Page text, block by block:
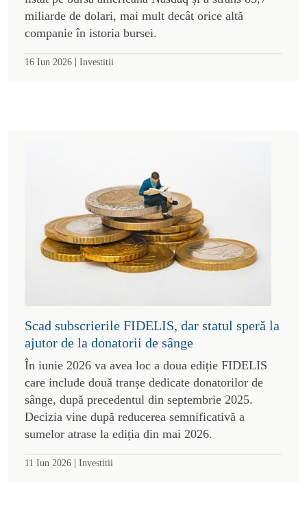
miliarde de dolari, mai mult decât orice altă
companie în istoria bursei.
16 Iun 2026 | Investitii
Scad subscrierile FIDELIS, dar statul speră la
ajutor de la donatorii de sânge
În iunie 2026 va avea loc a doua ediție FIDELIS
care include două tranșe dedicate donatorilor de
sânge, după precedentul din septembrie 2025.
Decizia vine după reducerea semnificativă a
sumelor atrase la ediția din mai 2026.
11 Iun 2026 | Investitii